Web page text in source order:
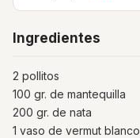
Ingredientes
2 pollitos
100 gr. de mantequilla
200 gr. de nata
1 vaso de vermut blanco